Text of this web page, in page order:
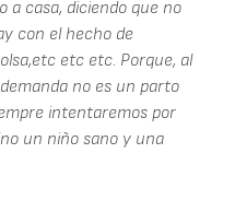
a casa, diciendo que no
con el hecho de
etc etc. Porque, al
no es un parto
intentaremos por
un niño sano y una